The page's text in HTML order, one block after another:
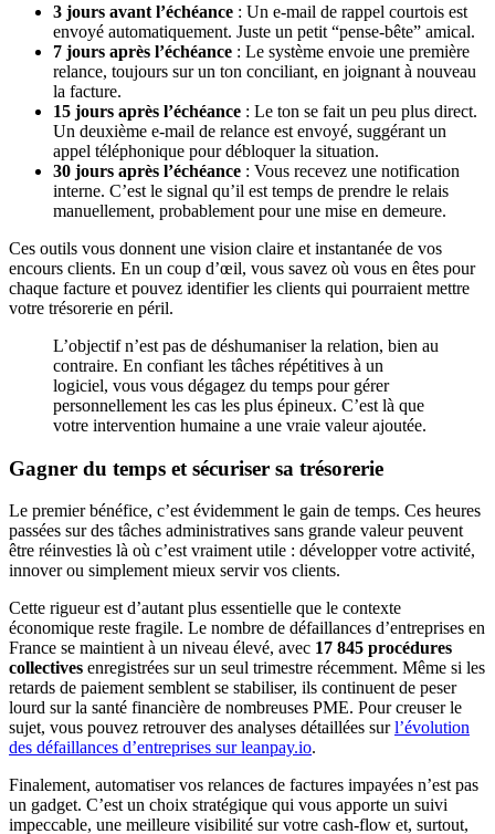
3 jours avant l’échéance : Un e-mail de rappel courtois est
envoyé automatiquement. Juste un petit “pense-bête” amical.
7 jours après l’échéance : Le système envoie une première
relance, toujours sur un ton conciliant, en joignant à nouveau
la facture.
15 jours après l’échéance : Le ton se fait un peu plus direct.
Un deuxième e-mail de relance est envoyé, suggérant un
appel téléphonique pour débloquer la situation.
30 jours après l’échéance : Vous recevez une notification
interne. C’est le signal qu’il est temps de prendre le relais
manuellement, probablement pour une mise en demeure.
Ces outils vous donnent une vision claire et instantanée de vos
encours clients. En un coup d’œil, vous savez où vous en êtes pour
chaque facture et pouvez identifier les clients qui pourraient mettre
votre trésorerie en péril.
L’objectif n’est pas de déshumaniser la relation, bien au
contraire. En confiant les tâches répétitives à un
logiciel, vous vous dégagez du temps pour gérer
personnellement les cas les plus épineux. C’est là que
votre intervention humaine a une vraie valeur ajoutée.
Gagner du temps et sécuriser sa trésorerie
Le premier bénéfice, c’est évidemment le gain de temps. Ces heures
passées sur des tâches administratives sans grande valeur peuvent
être réinvesties là où c’est vraiment utile : développer votre activité,
innover ou simplement mieux servir vos clients.
Cette rigueur est d’autant plus essentielle que le contexte
économique reste fragile. Le nombre de défaillances d’entreprises en
France se maintient à un niveau élevé, avec 17 845 procédures
collectives enregistrées sur un seul trimestre récemment. Même si les
retards de paiement semblent se stabiliser, ils continuent de peser
lourd sur la santé financière de nombreuses PME. Pour creuser le
sujet, vous pouvez retrouver des analyses détaillées surl’évolution
des défaillances d’entreprises sur leanpay.io.
Finalement, automatiser vos relances de factures impayées n’est pas
un gadget. C’est un choix stratégique qui vous apporte un suivi
impeccable, une meilleure visibilité sur votre cash-flow et, surtout,